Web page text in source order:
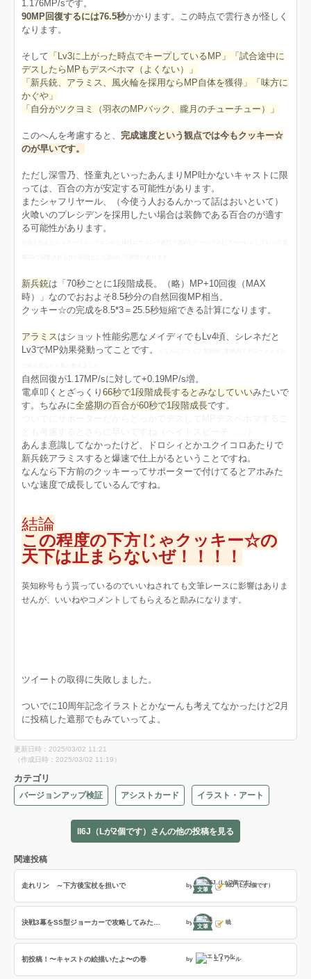
1.176MP/sです。
90MP回復するには76.5秒かかります。この時点で雲行きが怪しく
なります。
そして 「Lv3に上がった時点でキープしているMP」「試合途中に
デスしたらMPもデスベホマ（よくない）」
「新兵銃、アラミス、風火輪を採用ならMP自体を獲得」「味方に
かぐや」
「自分がツクヨミ（羽衣のMPバック、朧月のチューチュー）」
このへんを考慮すると、 完成速度という観点では今もクッキー☆
のが早いです。
ただし深雪乃、怪童丸といったあんまりMP吐かないキャストに限
っては、百合の方が安定する可能性があります。
またシャフリヤール、（今使う人おるんかって話はおいといて）
火喰いのプレシデンを採用したい場合は装飾である百合のが適す
る可能性があります。
新兵銃は「70秒ごとに1段階成長。（略）MP+10回復（MAX
時）」なのでおおよそ8.5秒分の自然回復MP相当。
クッキー☆の完成を8.5*3＝25.5秒短縮できる計算になります。
アラミスはショット性能劣悪なメイディでもLv4頃、シレネだと
Lv3でMP効果発動ってことです。
自然回復が1.17MP/sに対して+0.19MP/s増。
電卓叩くとざっくり 66秒で1段階成長するとみなしていいみたいで
す。ちなみに全盛期の百合が60秒で1段階成長です。
あんま意識してなかったけど、ドロシィとかユクイコロあたりで
新兵銃アラミスすると爆速で仕上がるということですね。
なんなら下方前のクッキーってサポーターで付けてるとアホみた
いな速度で成長しているんですね。
結論
この程度の下方じゃクッキー☆の
天下は止まらないぜ！！！！
英知称号もう貰っているのでいいねされても文筆レースに影響はありま
せんが、いいねやコメントしてもらえると励みになります。
ツイートの取得に失敗しました。
ついでに10周年記念イラストとかなーんも考えてなかったけど2月
に投稿した遮那でもみていってよ。
更新日時：2025/03/02 11:21
（作成日時：2025/03/02 11:19）
カテゴリ
バージョンアップ検証 アシストカード イラスト・アート
ll6J（Lが2個です）さんの他の投稿を見る
関連投稿
走れリン ～下方後宝杖を担いで by
文筆
ll6J（Lが2個です）
決戦3幕をSS型ジョーカーで攻略してみた… by
文筆
暁
初投稿！〜キャストの絵描いたよ〜の巻 by エトワール